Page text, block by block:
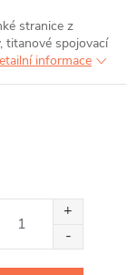
stranice z
titanové spojovací
informace